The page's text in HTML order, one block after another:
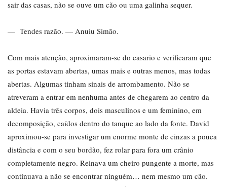
sair das casas, não se ouve um cão ou uma galinha sequer.
— Tendes razão. — Anuiu Simão.
Com mais atenção, aproximaram-se do casario e verificaram que
as portas estavam abertas, umas mais e outras menos, mas todas
abertas. Algumas tinham sinais de arrombamento. Não se
atreveram a entrar em nenhuma antes de chegarem ao centro da
aldeia. Havia três corpos, dois masculinos e um feminino, em
decomposição, caídos dentro do tanque ao lado da fonte. David
aproximou-se para investigar um enorme monte de cinzas a pouca
distância e com o seu bordão, fez rolar para fora um crânio
completamente negro. Reinava um cheiro pungente a morte, mas
continuava a não se encontrar ninguém… nem mesmo um cão.